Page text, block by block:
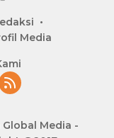
Media
Media -